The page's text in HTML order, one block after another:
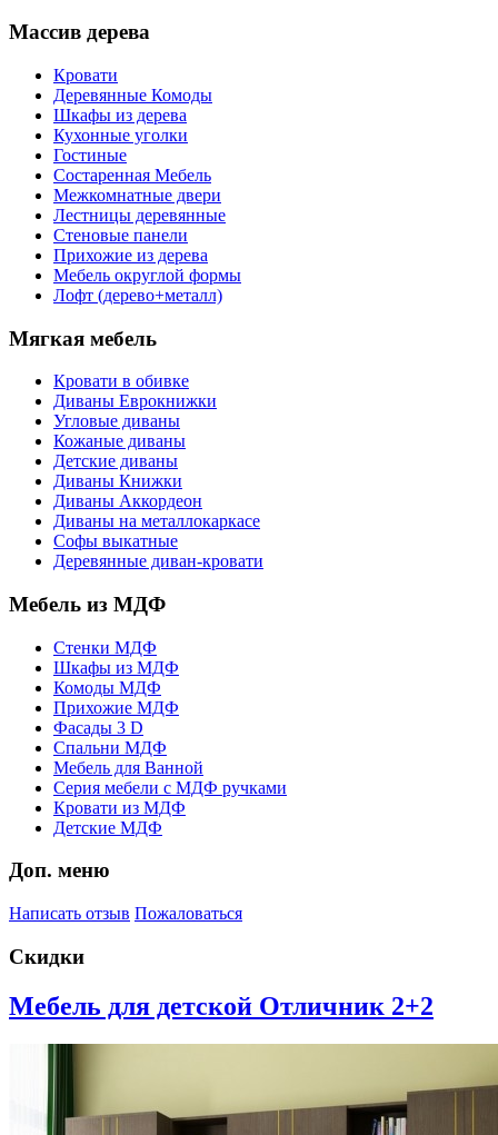
Массив дерева
Кровати
Деревянные Комоды
Шкафы из дерева
Кухонные уголки
Гостиные
Состаренная Мебель
Межкомнатные двери
Лестницы деревянные
Стеновые панели
Прихожие из дерева
Мебель округлой формы
Лофт (дерево+металл)
Мягкая мебель
Кровати в обивке
Диваны Еврокнижки
Угловые диваны
Кожаные диваны
Детские диваны
Диваны Книжки
Диваны Аккордеон
Диваны на металлокаркасе
Софы выкатные
Деревянные диван-кровати
Мебель из МДФ
Стенки МДФ
Шкафы из МДФ
Комоды МДФ
Прихожие МДФ
Фасады 3 D
Спальни МДФ
Мебель для Ванной
Серия мебели с МДФ ручками
Кровати из МДФ
Детские МДФ
Доп. меню
Написать отзыв Пожаловаться
Скидки
Мебель для детской Отличник 2+2